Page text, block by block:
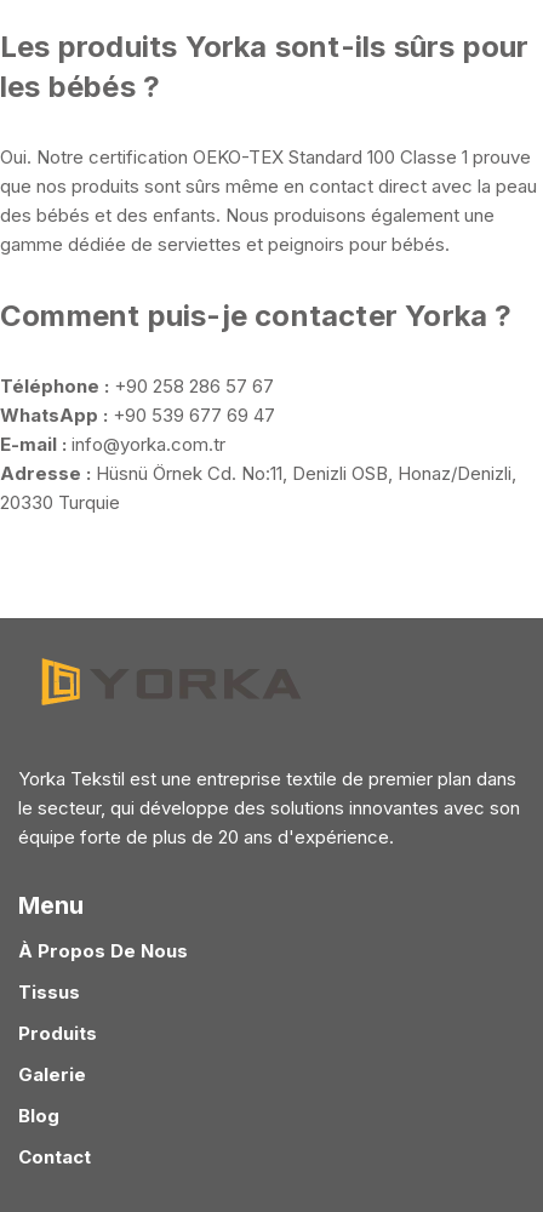
Les produits Yorka sont-ils sûrs pour
les bébés ?
Oui. Notre certification OEKO-TEX Standard 100 Classe 1 prouve
que nos produits sont sûrs même en contact direct avec la peau
des bébés et des enfants. Nous produisons également une
gamme dédiée de serviettes et peignoirs pour bébés.
Comment puis-je contacter Yorka ?
Téléphone : +90 258 286 57 67
WhatsApp : +90 539 677 69 47
E-mail : info@yorka.com.tr
Adresse : Hüsnü Örnek Cd. No:11, Denizli OSB, Honaz/Denizli,
20330 Turquie
Yorka Tekstil est une entreprise textile de premier plan dans
le secteur, qui développe des solutions innovantes avec son
équipe forte de plus de 20 ans d'expérience.
Menu
À Propos De Nous
Tissus
Produits
Galerie
Blog
Contact